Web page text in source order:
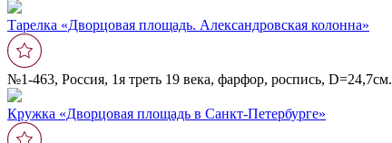
Тарелка «Дворцовая площадь. Александровская колонна»
№1-463, Россия, 1я треть 19 века, фарфор, роспись, D=24,7см.
Кружка «Дворцовая площадь в Санкт-Петербурге»